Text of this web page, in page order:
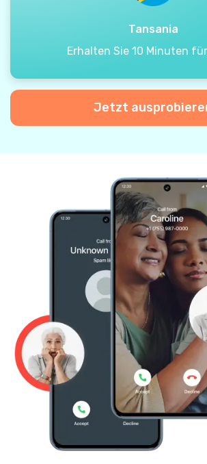
Tansania
Erhalten Sie 10 Minuten
Jetzt